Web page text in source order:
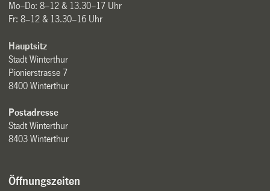
Mo–Do: 8–12 & 13.30–17 Uhr
Fr: 8–12 & 13.30–16 Uhr
Hauptsitz
Stadt Winterthur
Pionierstrasse 7
8400 Winterthur
Postadresse
Stadt Winterthur
8403 Winterthur
Öffnungszeiten